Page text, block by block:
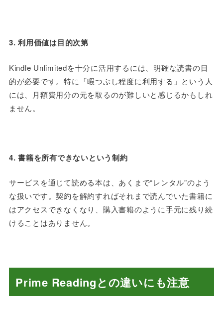
3. 利用価値は目的次第
Kindle Unlimitedを十分に活用するには、明確な読書の目
的が必要です。特に「暇つぶし程度に利用する」という人
には、月額費用分の元を取るのが難しいと感じるかもしれ
ません。
4. 書籍を所有できないという制約
サービスを通じて読める本は、あくまで“レンタル”のよう
な扱いです。契約を解約すればそれまで読んでいた書籍に
はアクセスできなくなり、購入書籍のように手元に残り続
けることはありません。
Prime Readingとの違いにも注意